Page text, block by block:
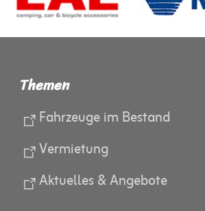
Themen
Fahrzeuge im Bestand
Vermietung
Aktuelles & Angebote